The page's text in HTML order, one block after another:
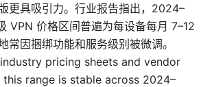
更具吸引力。行业报告指出，2024–
VPN 价格区间普遍为每设备每月 7–12
常因捆绑功能和服务级别被微调。
pricing sheets and vendor
this range is stable across 2024–